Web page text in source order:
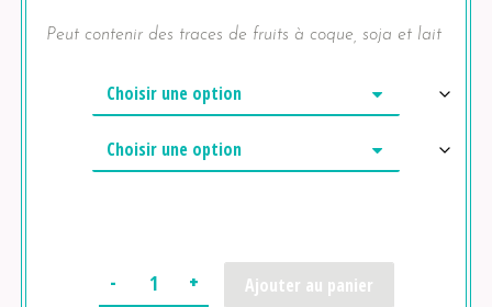
Peut contenir des traces de fruits à coque, soja et lait
Quantité Ajouter au panier